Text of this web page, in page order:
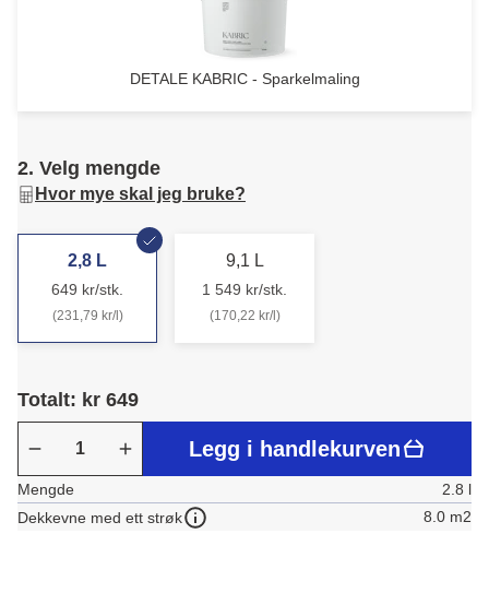
DETALE KABRIC - Sparkelmaling
2. Velg mengde
Hvor mye skal jeg bruke?
2,8 L
649 kr/stk.
(231,79 kr/l)
9,1 L
1 549 kr/stk.
(170,22 kr/l)
Totalt: kr 649
Legg i handlekurven
Mengde
2.8 l
Dekkevne med ett strøk
8.0 m2